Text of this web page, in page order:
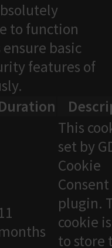
to function
basic
features of
This
set by
Cookie
Consent
plugin.
cookie
to store